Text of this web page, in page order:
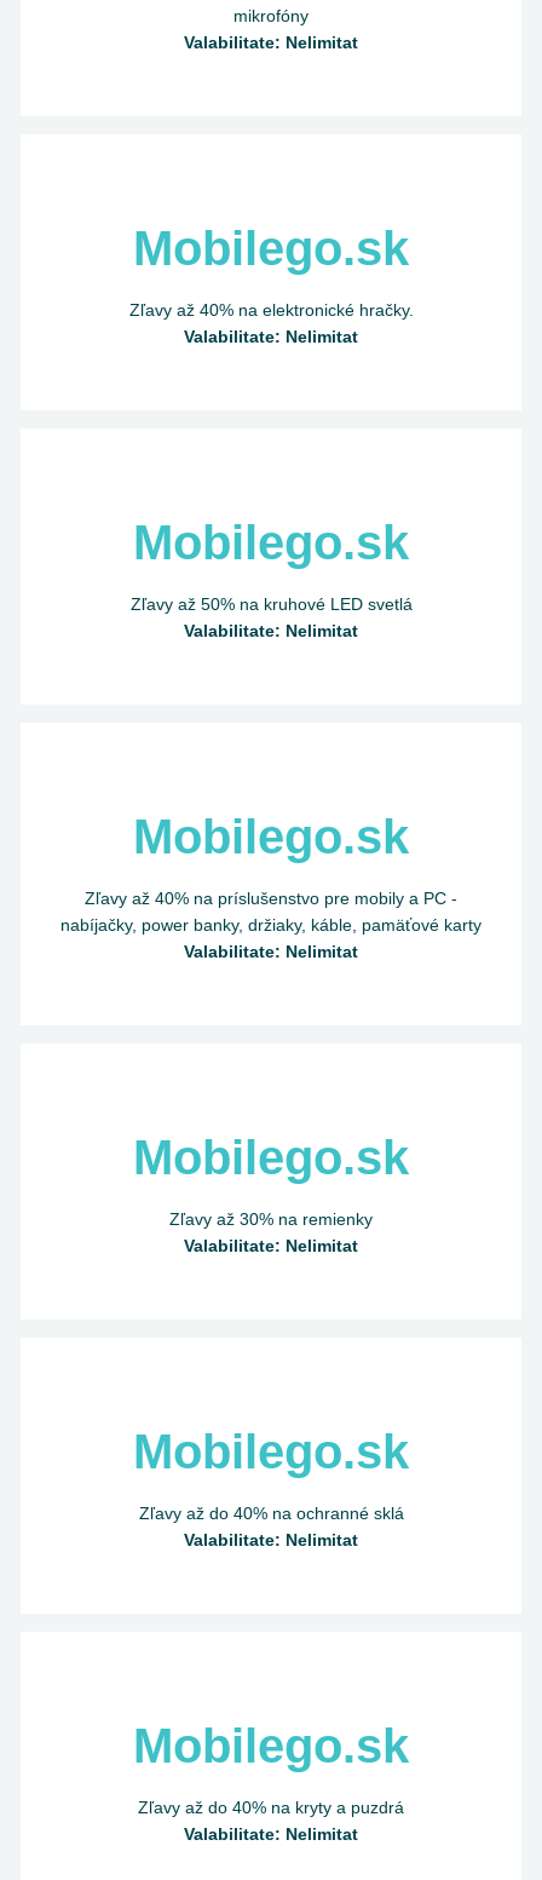
mikrofóny
Valabilitate: Nelimitat
Mobilego.sk
Zľavy až 40% na elektronické hračky.
Valabilitate: Nelimitat
Mobilego.sk
Zľavy až 50% na kruhové LED svetlá
Valabilitate: Nelimitat
Mobilego.sk
Zľavy až 40% na príslušenstvo pre mobily a PC -
nabíjačky, power banky, držiaky, káble, pamäťové karty
Valabilitate: Nelimitat
Mobilego.sk
Zľavy až 30% na remienky
Valabilitate: Nelimitat
Mobilego.sk
Zľavy až do 40% na ochranné sklá
Valabilitate: Nelimitat
Mobilego.sk
Zľavy až do 40% na kryty a puzdrá
Valabilitate: Nelimitat